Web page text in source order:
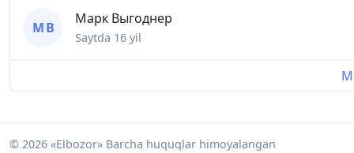
М В
Марк Выгоднер
Saytda 16 yil
© 2026 «Elbozor» Barcha huquqlar himoyalangan